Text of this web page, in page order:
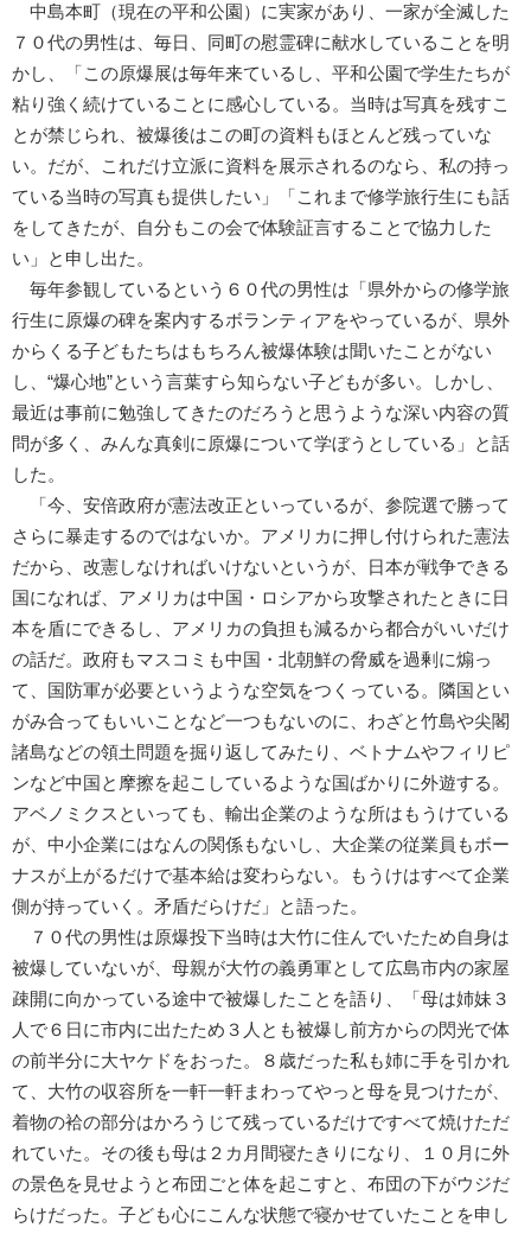
中島本町（現在の平和公園）に実家があり、一家が全滅した
７０代の男性は、毎日、同町の慰霊碑に献水していることを明
かし、「この原爆展は毎年来ているし、平和公園で学生たちが
粘り強く続けていることに感心している。当時は写真を残すこ
とが禁じられ、被爆後はこの町の資料もほとんど残っていな
い。だが、これだけ立派に資料を展示されるのなら、私の持っ
ている当時の写真も提供したい」「これまで修学旅行生にも話
をしてきたが、自分もこの会で体験証言することで協力した
い」と申し出た。
毎年参観しているという６０代の男性は「県外からの修学旅
行生に原爆の碑を案内するボランティアをやっているが、県外
からくる子どもたちはもちろん被爆体験は聞いたことがない
し、“爆心地”という言葉すら知らない子どもが多い。しかし、
最近は事前に勉強してきたのだろうと思うような深い内容の質
問が多く、みんな真剣に原爆について学ぼうとしている」と話
した。
「今、安倍政府が憲法改正といっているが、参院選で勝って
さらに暴走するのではないか。アメリカに押し付けられた憲法
だから、改憲しなければいけないというが、日本が戦争できる
国になれば、アメリカは中国・ロシアから攻撃されたときに日
本を盾にできるし、アメリカの負担も減るから都合がいいだけ
の話だ。政府もマスコミも中国・北朝鮮の脅威を過剰に煽っ
て、国防軍が必要というような空気をつくっている。隣国とい
がみ合ってもいいことなど一つもないのに、わざと竹島や尖閣
諸島などの領土問題を掘り返してみたり、ベトナムやフィリピ
ンなど中国と摩擦を起こしているような国ばかりに外遊する。
アベノミクスといっても、輸出企業のような所はもうけている
が、中小企業にはなんの関係もないし、大企業の従業員もボー
ナスが上がるだけで基本給は変わらない。もうけはすべて企業
側が持っていく。矛盾だらけだ」と語った。
７０代の男性は原爆投下当時は大竹に住んでいたため自身は
被爆していないが、母親が大竹の義勇軍として広島市内の家屋
疎開に向かっている途中で被爆したことを語り、「母は姉妹３
人で６日に市内に出たため３人とも被爆し前方からの閃光で体
の前半分に大ヤケドをおった。８歳だった私も姉に手を引かれ
て、大竹の収容所を一軒一軒まわってやっと母を見つけたが、
着物の袷の部分はかろうじて残っているだけですべて焼けただ
れていた。その後も母は２カ月間寝たきりになり、１０月に外
の景色を見せようと布団ごと体を起こすと、布団の下がウジだ
らけだった。子ども心にこんな状態で寝かせていたことを申し